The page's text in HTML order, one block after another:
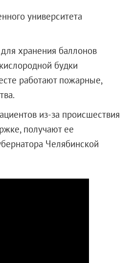
университета
хранения баллонов
будки
работают пожарные,
из-за происшествия
получают ее
Челябинской